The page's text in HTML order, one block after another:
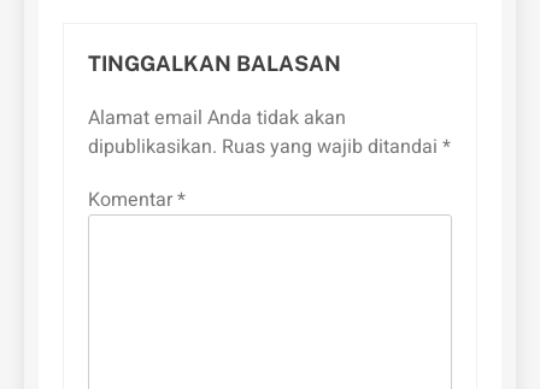
TINGGALKAN BALASAN
Alamat email Anda tidak akan
dipublikasikan. Ruas yang wajib ditandai *
Komentar*